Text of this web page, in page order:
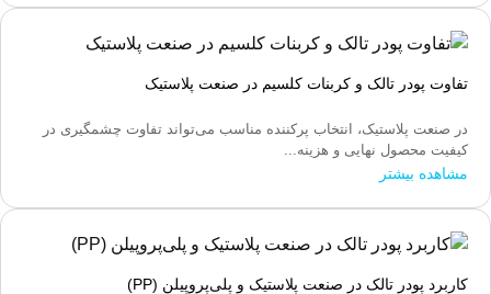
تفاوت پودر تالک و کربنات کلسیم در صنعت پلاستیک
در صنعت پلاستیک، انتخاب پرکننده مناسب می‌تواند تفاوت چشمگیری در
کیفیت محصول نهایی و هزینه...
مشاهده بیشتر
کاربرد پودر تالک در صنعت پلاستیک و پلی‌پروپیلن (PP)